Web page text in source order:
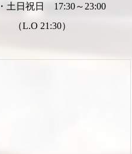
土日祝日 17:30～23:00
（L.O 21:30）